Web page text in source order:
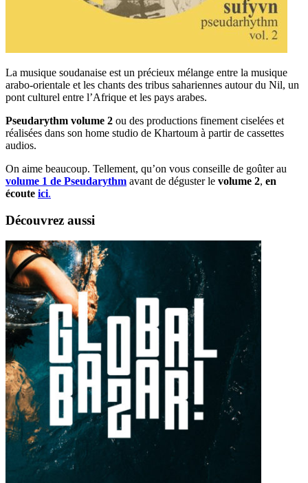
La musique soudanaise est un précieux mélange entre la musique
arabo-orientale et les chants des tribus sahariennes autour du Nil, un
pont culturel entre l’Afrique et les pays arabes.
Pseudarythm volume 2 ou des productions finement ciselées et
réalisées dans son home studio de Khartoum à partir de cassettes
audios.
On aime beaucoup. Tellement, qu’on vous conseille de goûter au
volume 1 de Pseudarythm avant de déguster le volume 2, en
écoute ici.
Découvrez aussi